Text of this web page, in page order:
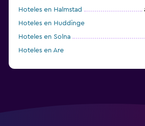
Hoteles en Halmstad
Hoteles en Huddinge
Hoteles en Solna
Hoteles en Are